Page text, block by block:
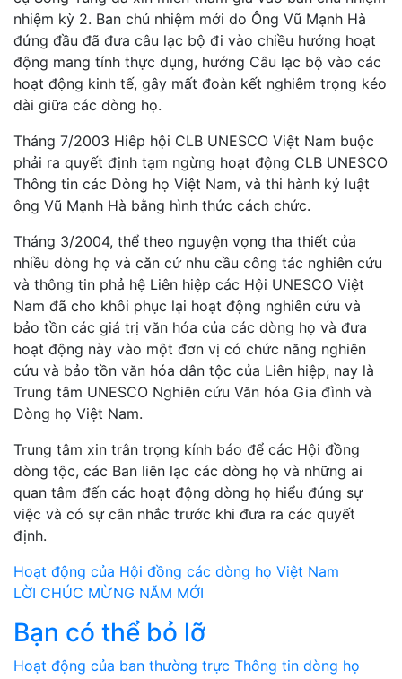
nhiệm kỳ 2. Ban chủ nhiệm mới do Ông Vũ Mạnh Hà
đứng đầu đã đưa câu lạc bộ đi vào chiều hướng hoạt
động mang tính thực dụng, hướng Câu lạc bộ vào các
hoạt động kinh tế, gây mất đoàn kết nghiêm trọng kéo
dài giữa các dòng họ.
Tháng 7/2003 Hiêp hội CLB UNESCO Việt Nam buộc
phải ra quyết định tạm ngừng hoạt động CLB UNESCO
Thông tin các Dòng họ Việt Nam, và thi hành kỷ luật
ông Vũ Mạnh Hà bằng hình thức cách chức.
Tháng 3/2004, thể theo nguyện vọng tha thiết của
nhiều dòng họ và căn cứ nhu cầu công tác nghiên cứu
và thông tin phả hệ Liên hiệp các Hội UNESCO Việt
Nam đã cho khôi phục lại hoạt động nghiên cứu và
bảo tồn các giá trị văn hóa của các dòng họ và đưa
hoạt động này vào một đơn vị có chức năng nghiên
cứu và bảo tồn văn hóa dân tộc của Liên hiệp, nay là
Trung tâm UNESCO Nghiên cứu Văn hóa Gia đình và
Dòng họ Việt Nam.
Trung tâm xin trân trọng kính báo để các Hội đồng
dòng tộc, các Ban liên lạc các dòng họ và những ai
quan tâm đến các hoạt động dòng họ hiểu đúng sự
việc và có sự cân nhắc trước khi đưa ra các quyết
định.
Điều
hướng
bài
Hoạt động của Hội đồng các dòng họ Việt Nam
LỜI CHÚC MỪNG NĂM MỚI
Bạn có thể bỏ lỡ
Hoạt động của ban thường trực Thông tin dòng họ